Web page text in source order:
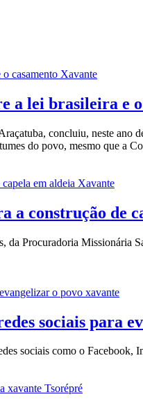
a lei brasileira e
concluiu, neste ano
do povo, mesmo que a
a construção de
da Procuradoria
sociais para
sociais como o